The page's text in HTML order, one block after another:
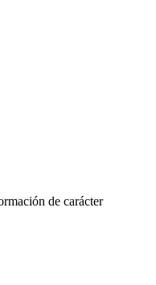
de carácter